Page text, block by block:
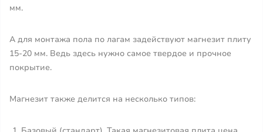
мм.
А для монтажа пола по лагам задействуют магнезит плиту
15-20 мм. Ведь здесь нужно самое твердое и прочное
покрытие.
Магнезит также делится на несколько типов: